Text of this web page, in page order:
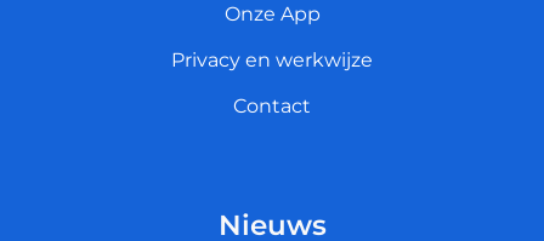
Onze App
Privacy en werkwijze
Contact
Nieuws